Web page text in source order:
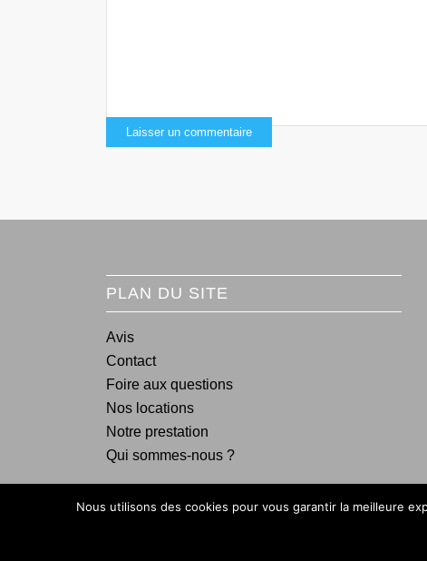
PLAN DU SITE
Avis
Contact
Foire aux questions
Nos locations
Notre prestation
Qui sommes-nous ?
Nous utilisons des cookies pour vous garantir la meilleure